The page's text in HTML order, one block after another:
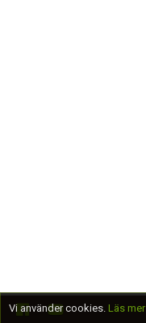
Vi använder cookies. Läs mer